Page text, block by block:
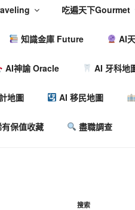
吃遍天下Gourmet
知識金庫 Future AI
AI神諭 Oracle AI 牙科地
地圖 AI 移民地圖
保值收藏 盡職調查
搜索